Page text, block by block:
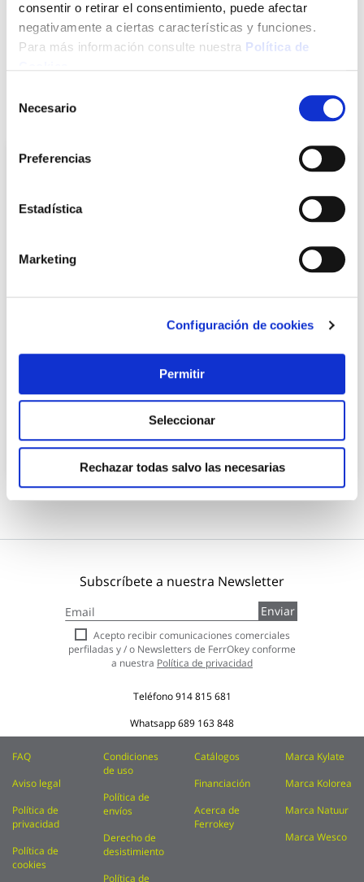
consentir o retirar el consentimiento, puede afectar
negativamente a ciertas características y funciones.
Para más información consulte nuestra Política de
Necesario
Preferencias
Estadística
Marketing
Configuración de cookies
Permitir
Seleccionar
Rechazar todas salvo las necesarias
También te puede interesar
Alambre cuerda piano en rollo 250 gr ø 0,5 mm alambres
8,19 €
Añadir al carrito
Subscríbete a nuestra Newsletter
a
nuestro
boletín
de
Enviar
Acepto recibir comunicaciones comerciales
perfiladas y / o Newsletters de FerrOkey conforme
a nuestra Política de privacidad
Teléfono914 815 681
Whatsapp689 163 848
FAQ
Aviso legal
Política de
privacidad
Política de
cookies
Condiciones
de uso
Política de
envíos
Derecho de
desistimiento
Política de
Catálogos
Financiación
Acerca de
Ferrokey
Marca Kylate
Marca Kolorea
Marca Natuur
Marca Wesco